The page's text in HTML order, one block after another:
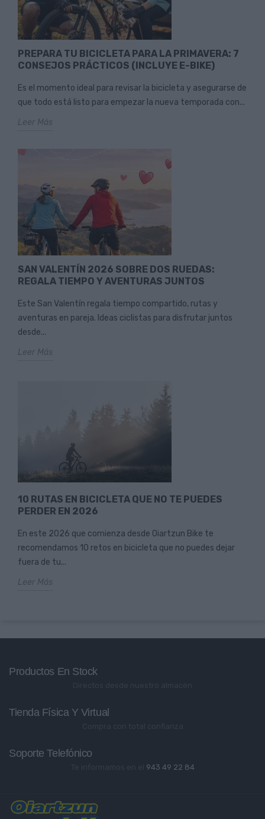
PREPARA TU BICICLETA PARA LA PRIMAVERA: 7
CONSEJOS PRÁCTICOS (INCLUYE E-BIKE)
Es el momento ideal para revisar la bicicleta y asegurarse de
que todo está listo para empezar la nueva temporada con...
Leer Más
SAN VALENTÍN 2026 SOBRE DOS RUEDAS:
REGALA TIEMPO Y AVENTURAS JUNTOS
Este San Valentín regala tiempo compartido, rutas y
aventuras en pareja. Ideas ciclistas para disfrutar juntos
desde...
Leer Más
10 RUTAS EN BICICLETA QUE NO TE PUEDES
PERDER EN 2026
En este 2026 que comienza desde Oiartzun Bike te
recomendamos 10 retos en bicicleta que no puedes dejar
fuera de tu...
Leer Más
Productos En Stock
Tienda Física Y Virtual
Soporte Telefónico
943 49 22 84